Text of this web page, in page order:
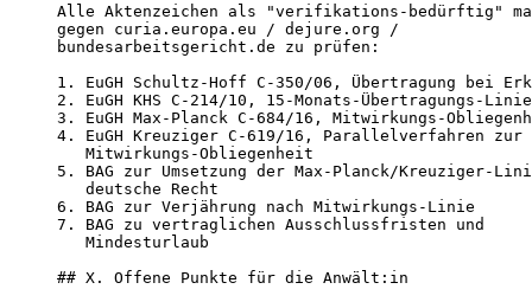
Alle Aktenzeichen als "verifikations-bedürftig"
gegen curia.europa.eu / dejure.org /
bundesarbeitsgericht.de zu prüfen:
1. EuGH Schultz-Hoff C-350/06, Übertragung bei
2. EuGH KHS C-214/10, 15-Monats-Übertragungs-Linie
3. EuGH Max-Planck C-684/16, Mitwirkungs-
4. EuGH Kreuziger C-619/16, Parallelverfahren zur
   Mitwirkungs-Obliegenheit
5. BAG zur Umsetzung der Max-Planck/Kreuziger-
   deutsche Recht
6. BAG zur Verjährung nach Mitwirkungs-Linie
7. BAG zu vertraglichen Ausschlussfristen und
   Mindesturlaub
## X. Offene Punkte für die Anwält:in